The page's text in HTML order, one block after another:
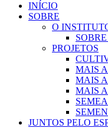
INÍCIO
SOBRE
O
PROJETOS
MAIS
MAIS
MAIS
JUNTOS PELO